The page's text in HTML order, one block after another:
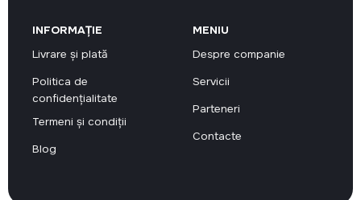
INFORMAȚIE
Livrare și plată
Politica de
confidențialitate
Termeni și condiții
Blog
MENIU
Despre companie
Servicii
Parteneri
Contacte